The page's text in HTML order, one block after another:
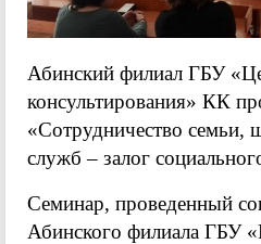
Абинский филиал ГБУ
консультирования» КК
«Сотрудничество семьи,
служб – залог
Семинар, проведенный
Абинского филиала ГБУ